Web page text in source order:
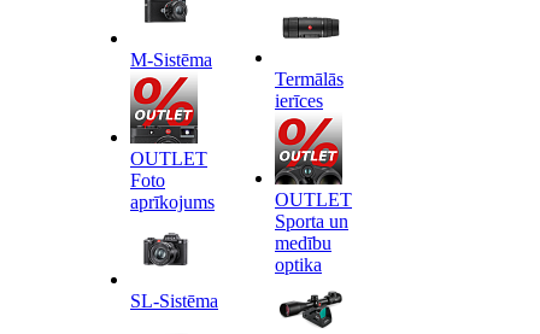
M-Sistēma
OUTLET
Foto
aprīkojums
SL-Sistēma
Termālās
ierīces
OUTLET
Sporta un
medību
optika